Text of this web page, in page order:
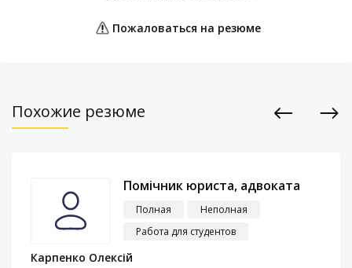
Пожаловаться на резюме
Похожие резюме
Помічник юриста, адвоката
Полная
Неполная
Работа для студентов
Карпенко Олексій